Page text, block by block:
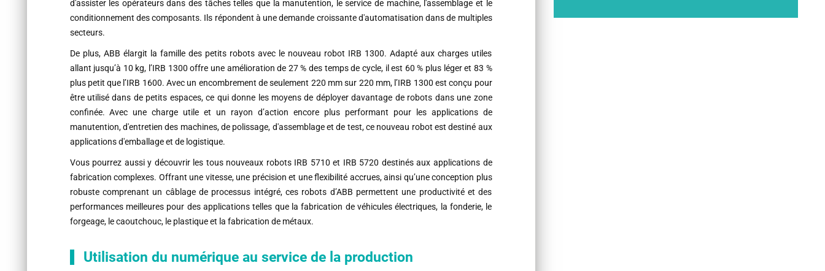
d'assister les opérateurs dans des tâches telles que la manutention, le service de machine, l'assemblage et le
conditionnement des composants. Ils répondent à une demande croissante d'automatisation dans de multiples
secteurs.
De plus, ABB élargit la famille des petits robots avec le nouveau robot IRB 1300. Adapté aux charges utiles
allant jusqu’à 10 kg, l’IRB 1300 offre une amélioration de 27 % des temps de cycle, il est 60 % plus léger et 83 %
plus petit que l’IRB 1600. Avec un encombrement de seulement 220 mm sur 220 mm, l’IRB 1300 est conçu pour
être utilisé dans de petits espaces, ce qui donne les moyens de déployer davantage de robots dans une zone
confinée. Avec une charge utile et un rayon d’action encore plus performant pour les applications de
manutention, d'entretien des machines, de polissage, d'assemblage et de test, ce nouveau robot est destiné aux
applications d'emballage et de logistique.
Vous pourrez aussi y découvrir les tous nouveaux robots IRB 5710 et IRB 5720 destinés aux applications de
fabrication complexes. Offrant une vitesse, une précision et une flexibilité accrues, ainsi qu’une conception plus
robuste comprenant un câblage de processus intégré, ces robots d’ABB permettent une productivité et des
performances meilleures pour des applications telles que la fabrication de véhicules électriques, la fonderie, le
forgeage, le caoutchouc, le plastique et la fabrication de métaux.
Utilisation du numérique au service de la production